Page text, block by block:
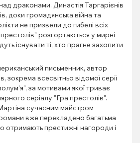
драконами. Династія Таргарієнів
доки громадянська війна та
не призвели до гибелі всіх
розгортаються у мирні
існувати ті, хто прагне захопити
письменник, автор
зокрема всесвітньо відомої серії
за мотивами якої триває
серіалу "Гра престолів".
сучасним майстром
вже перекладено багатьма
отримають престижні нагороди і